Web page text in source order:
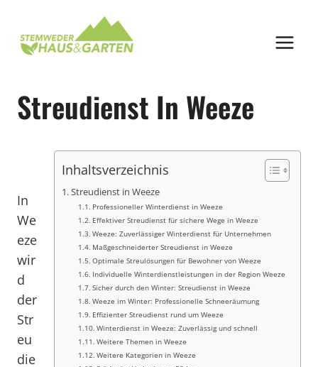
springen
Streudienst In Weeze
Inhaltsverzeichnis
Streudienst in Weeze
Professioneller Winterdienst in Weeze
Effektiver Streudienst für sichere Wege in Weeze
Weeze: Zuverlässiger Winterdienst für Unternehmen
Maßgeschneiderter Streudienst in Weeze
Optimale Streulösungen für Bewohner von Weeze
Individuelle Winterdienstleistungen in der Region Weeze
Sicher durch den Winter: Streudienst in Weeze
Weeze im Winter: Professionelle Schneeräumung
Effizienter Streudienst rund um Weeze
Winterdienst in Weeze: Zuverlässig und schnell
Weitere Themen in Weeze
Weitere Kategorien in Weeze
In
We
eze
wir
d
der
Str
eu
die